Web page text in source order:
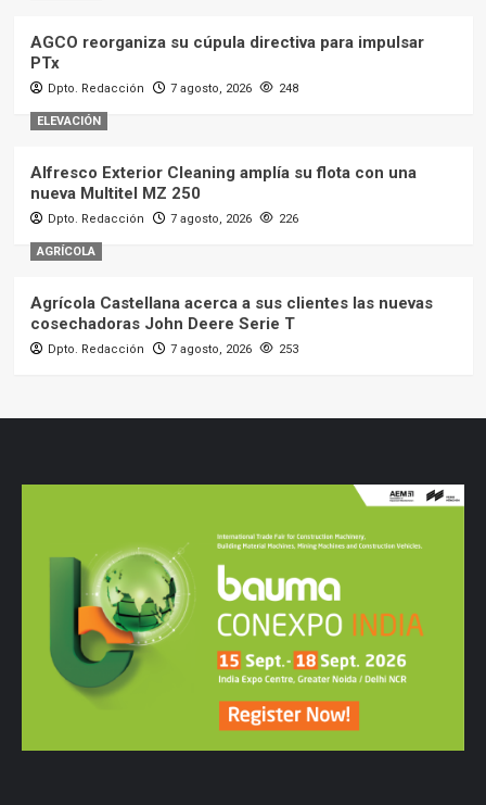
AGCO reorganiza su cúpula directiva para impulsar
PTx
Dpto. Redacción 7 agosto, 2026 248
ELEVACIÓN
Alfresco Exterior Cleaning amplía su flota con una
nueva Multitel MZ 250
Dpto. Redacción 7 agosto, 2026 226
AGRÍCOLA
Agrícola Castellana acerca a sus clientes las nuevas
cosechadoras John Deere Serie T
Dpto. Redacción 7 agosto, 2026 253